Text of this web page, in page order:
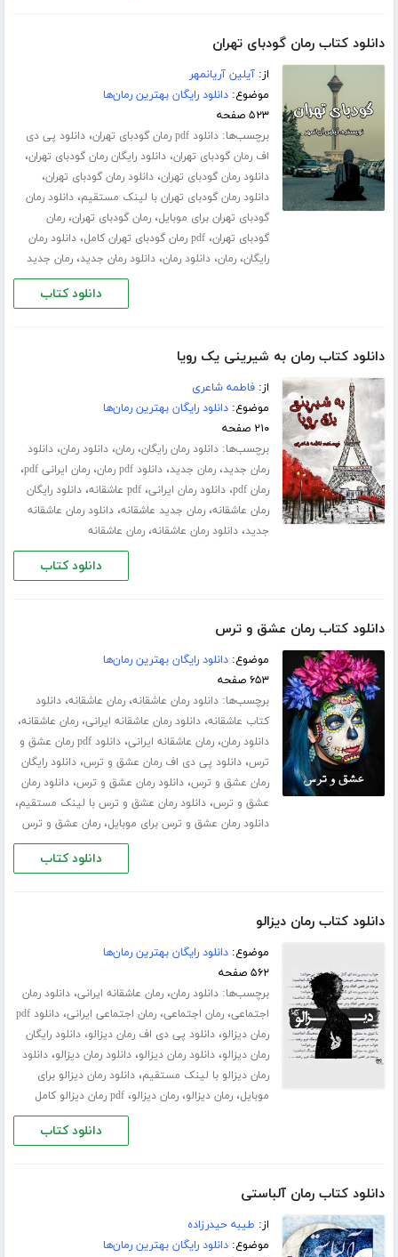
دانلود کتاب رمان گودبای تهران
از:آیلین آریانمهر
موضوع:دانلود رایگان بهترین رمان‌ها
۵۲۳ صفحه
برچسب‌ها:دانلود pdf رمان گودبای تهران ،دانلود پی دی
اف رمان گودبای تهران،دانلود رایگان رمان گودبای تهران،
دانلود رمان گودبای تهران،دانلود رمان گودبای تهران،
دانلود رمان گودبای تهران با لینک مستقیم،دانلود رمان
گودبای تهران برای موبایل،رمان گودبای تهران،رمان
گودبای تهران،pdf رمان گودبای تهران کامل ،دانلود رمان
رایگان،رمان،دانلود رمان،دانلود رمان جدید،رمان جدید
دانلود کتاب
دانلود کتاب رمان به شیرینی یک رویا
از:فاطمه شاعری
موضوع:دانلود رایگان بهترین رمان‌ها
۲۱۰ صفحه
برچسب‌ها:دانلود رمان رایگان،رمان،دانلود رمان،دانلود
رمان جدید،رمان جدید،دانلود pdf رمان ،رمان ایرانی pdf ،
رمان pdf ،دانلود رمان ایرانی،pdf عاشقانه ،دانلود رایگان
رمان عاشقانه،رمان جدید عاشقانه،دانلود رمان عاشقانه
جدید،دانلود رمان عاشقانه،رمان عاشقانه
دانلود کتاب
دانلود کتاب رمان عشق و ترس
موضوع:دانلود رایگان بهترین رمان‌ها
۶۵۳ صفحه
برچسب‌ها:دانلود رمان عاشقانه،رمان عاشقانه،دانلود
کتاب عاشقانه،دانلود رمان عاشقانه ایرانی،رمان عاشقانه،
دانلود رمان،رمان عاشقانه ایرانی،
دانلود pdf رمان عشق و
ترس،دانلود پی دی اف رمان عشق و ترس،دانلود رایگان
رمان عشق و ترس،دانلود رمان عشق و ترس،دانلود رمان
عشق و ترس،دانلود رمان عشق و ترس با لینک مستقیم،
دانلود رمان عشق و ترس برای موبایل،رمان عشق و ترس
دانلود کتاب
دانلود کتاب رمان دیزالو
موضوع:دانلود رایگان بهترین رمان‌ها
۵۶۲ صفحه
برچسب‌ها:دانلود رمان،رمان عاشقانه ایرانی،دانلود رمان
اجتماعی،رمان اجتماعی،رمان اجتماعی ایرانی،
دانلود pdf
رمان دیزالو،دانلود پی دی اف رمان دیزالو،دانلود رایگان
رمان دیزالو،دانلود رمان دیزالو،دانلود رمان دیزالو،دانلود
رمان دیزالو با لینک مستقیم،دانلود رمان دیزالو برای
موبایل،رمان دیزالو،رمان دیزالو،pdf رمان دیزالو کامل
دانلود کتاب
دانلود کتاب رمان آلباستی
از: طیبه حیدرزاده
موضوع:دانلود رایگان بهترین رمان‌ها